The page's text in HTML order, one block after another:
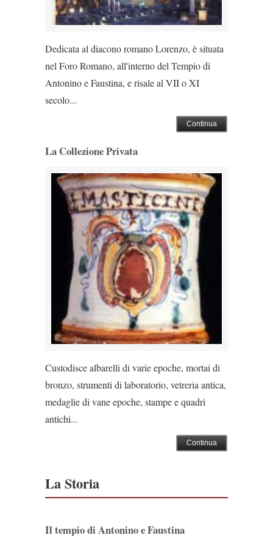
Dedicata al diacono romano Lorenzo, è situata
nel Foro Romano, all'interno del Tempio di
Antonino e Faustina, e risale al VII o XI
secolo...
Continua
La Collezione Privata
Custodisce albarelli di varie epoche, mortai di
bronzo, strumenti di laboratorio, vetreria antica,
medaglie di vane epoche, stampe e quadri
antichi...
Continua
La Storia
Il tempio di Antonino e Faustina